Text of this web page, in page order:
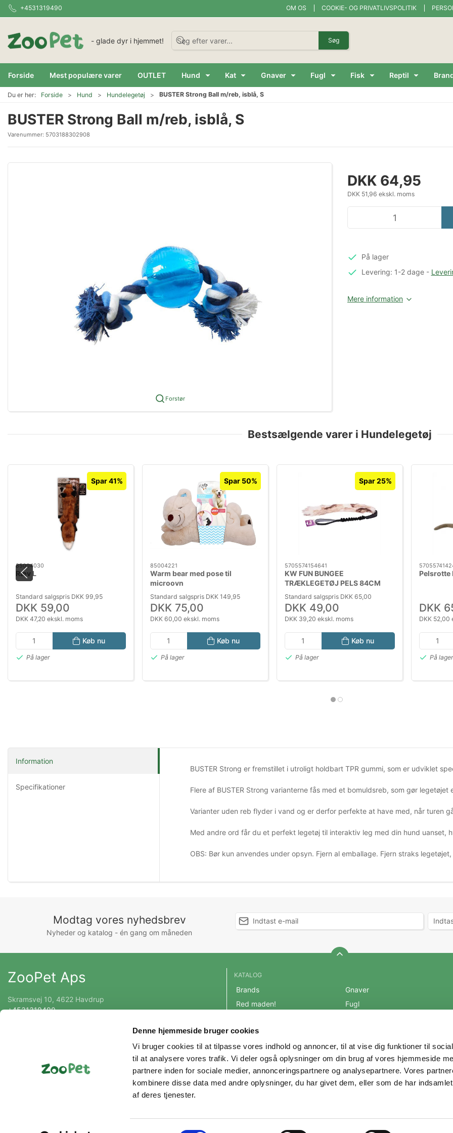
Denne hjemmeside bruger cookies
Vi bruger cookies til at tilpasse vores indhold og annoncer, til at vise dig funktioner til
til at analysere vores trafik. Vi deler også oplysninger om din brug af vores hjemmeside
partnere inden for sociale medier, annonceringspartnere og analysepartnere. Vores
kombinere disse data med andre oplysninger, du har givet dem, eller som de har
af deres tjenester.
+4531319490 OM OS COOKIE- OG PRIVATLIVSPOLITIK
- glade dyr i hjemmet! Søg
Forside Mest populære varer OUTLET Hund Kat Gnaver Fugl Fisk Reptil
Du er her: Forside Hund Hundelegetøj BUSTER Strong Ball m/reb, isblå, S
BUSTER Strong Ball m/reb, isblå, S
Varenummer: 5703188302908
Forstør
DKK 64,95
DKK 51,96 ekskl. moms
På lager
Levering: 1-2 dage-
Mere information
Bestsælgende varer i Hundelegetøj
Spar 41%
85004030
Ræv L
Standard salgspris DKK 99,95
DKK 59,00
DKK 47,20 ekskl. moms
Køb nu
På lager
Spar 50%
85004221
Warm bear med pose til
microovn
Standard salgspris DKK 149,95
DKK 75,00
DKK 60,00 ekskl. moms
Køb nu
På lager
Spar 25%
5705574154641
KW FUN BUNGEE
TRÆKLEGETØJ PELS 84CM
Standard salgspris DKK 65,00
DKK 49,00
DKK 39,20 ekskl. moms
Køb nu
På lager
Pelsrotte
DKK
DKK 52,00
På lager
Information
Specifikationer
BUSTER Strong er fremstillet i utroligt holdbart TPR gummi, som er udviklet
Flere af BUSTER Strong varianterne fås med et bomuldsreb, som gør
Varianter uden reb flyder i vand og er derfor perfekte at have med, når turen
Med andre ord får du et perfekt legetøj til interaktiv leg med din hund uanset,
OBS: Bør kun anvendes under opsyn. Fjern al emballage. Fjern straks
Modtag vores nyhedsbrev
Nyheder og katalog - én gang om måneden
ZooPet Aps
Skramsvej 10, 4622 Havdrup
+4531319490
KATALOG
Brands
Red maden!
Mest populære varer
OUTLET
Hund
Kat
Gnaver
Fugl
Hest
Andre Dyr
Veterinærfoder